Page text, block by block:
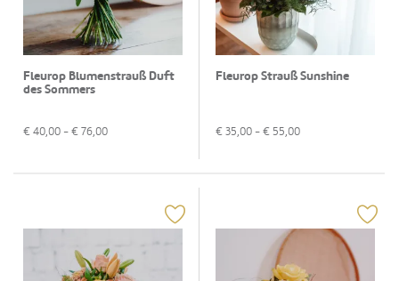
Fleurop Blumenstrauß Duft
des Sommers
€ 40,00 - € 76,00
Fleurop Strauß Sunshine
€ 35,00 - € 55,00